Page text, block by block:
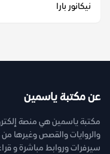
نيكانور بارا
عن مكتبة ياسمين
مكتبة ياسمين هي منصة
سيرفرات وروابط مباشرة و